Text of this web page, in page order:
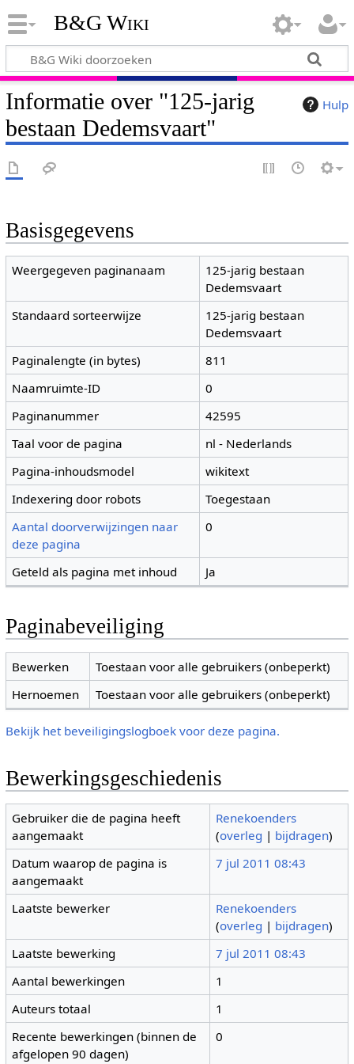
B&G Wiki
Hulp
Informatie over "125-jarig
bestaan Dedemsvaart"
Basisgegevens
Weergegeven paginanaam
125-jarig bestaan
Dedemsvaart
Standaard sorteerwijze
125-jarig bestaan
Dedemsvaart
Paginalengte (in bytes)
811
Naamruimte-ID
0
Paginanummer
42595
Taal voor de pagina
nl - Nederlands
Pagina-inhoudsmodel
wikitext
Indexering door robots
Toegestaan
Aantal doorverwijzingen naar
deze pagina
0
Geteld als pagina met inhoud Ja
Paginabeveiliging
Bewerken
Toestaan voor alle gebruikers (onbeperkt)
Hernoemen
Toestaan voor alle gebruikers (onbeperkt)
Bekijk het beveiligingslogboek voor deze pagina.
Bewerkingsgeschiedenis
Gebruiker die de pagina heeft
aangemaakt
Renekoenders
(overleg | bijdragen)
Datum waarop de pagina is
aangemaakt
7 jul 2011 08:43
Laatste bewerker
Renekoenders
(overleg | bijdragen)
Laatste bewerking
7 jul 2011 08:43
Aantal bewerkingen
1
Auteurs totaal
1
Recente bewerkingen (binnen de
afgelopen 90 dagen)
0